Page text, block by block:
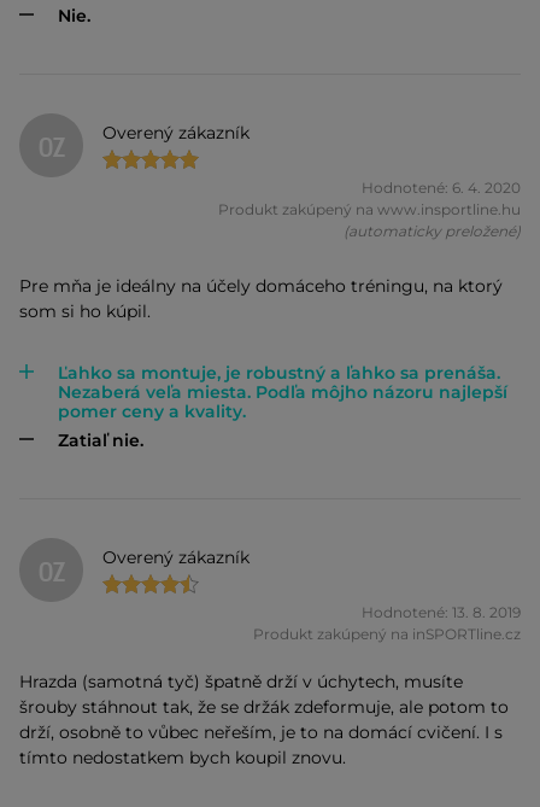
Nie.
OZ Overený zákazník
Hodnotené: 6. 4. 2020
Produkt zakúpený na www.insportline.hu
(automaticky preložené)
Pre mňa je ideálny na účely domáceho tréningu, na ktorý
som si ho kúpil.
Ľahko sa montuje, je robustný a ľahko sa prenáša.
Nezaberá veľa miesta. Podľa môjho názoru najlepší
pomer ceny a kvality.
Zatiaľ nie.
OZ Overený zákazník
Hodnotené: 13. 8. 2019
Produkt zakúpený na inSPORTline.cz
Hrazda (samotná tyč) špatně drží v úchytech, musíte
šrouby stáhnout tak, že se držák zdeformuje, ale potom to
drží, osobně to vůbec neřeším, je to na domácí cvičení. I s
tímto nedostatkem bych koupil znovu.